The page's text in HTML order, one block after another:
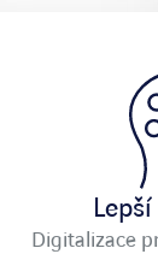
Digitalizace